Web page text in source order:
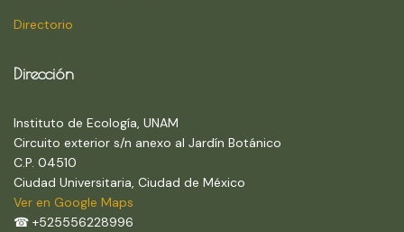
Directorio
Dirección
Instituto de Ecología, UNAM
Circuito exterior s/n anexo al Jardín Botánico
C.P. 04510
Ciudad Universitaria, Ciudad de México
Ver en Google Maps
☎ +525556228996